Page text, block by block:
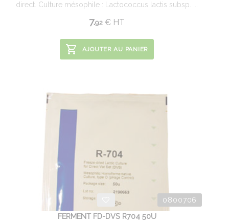
direct. Culture mésophile : Lactococcus lactis subsp. ...
7.92 € HT
AJOUTER AU PANIER
0800706
FERMENT FD-DVS R704 50U